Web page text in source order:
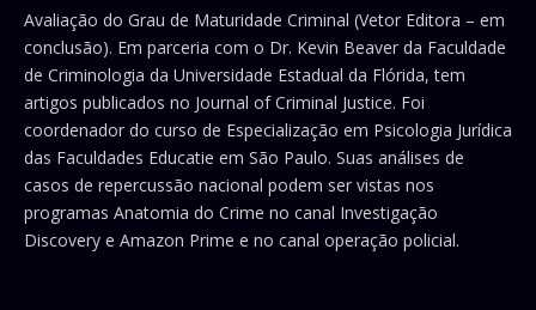
Avaliação do Grau de Maturidade Criminal (Vetor Editora – em
conclusão). Em parceria com o Dr. Kevin Beaver da Faculdade
de Criminologia da Universidade Estadual da Flórida, tem
artigos publicados no Journal of Criminal Justice. Foi
coordenador do curso de Especialização em Psicologia Jurídica
das Faculdades Educatie em São Paulo. Suas análises de
casos de repercussão nacional podem ser vistas nos
programas Anatomia do Crime no canal Investigação
Discovery e Amazon Prime e no canal operação policial.